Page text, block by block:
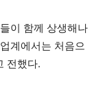
이 함께 상생해나
계에서는 처음으
전했다.